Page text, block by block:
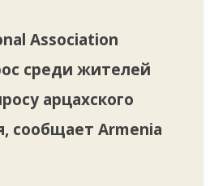
Аssociation
среди жителей
арцахского
сообщает Armenia